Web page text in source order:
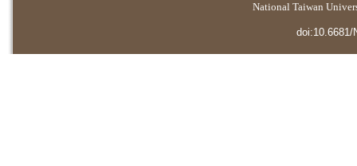
National Taiwan
doi:10.6681/